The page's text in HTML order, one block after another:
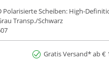
Polarisierte Scheiben: High-
Transp./Schwarz
Gratis Versand* ab €